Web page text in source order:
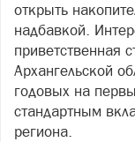
открыть
надбавкой.
приветственная
Архангельской
годовых на
стандартным
региона.